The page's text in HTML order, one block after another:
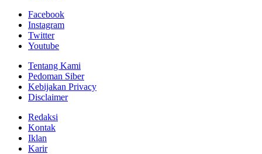
Facebook
Instagram
Twitter
Youtube
Tentang Kami
Pedoman Siber
Kebijakan Privacy
Disclaimer
Redaksi
Kontak
Iklan
Karir